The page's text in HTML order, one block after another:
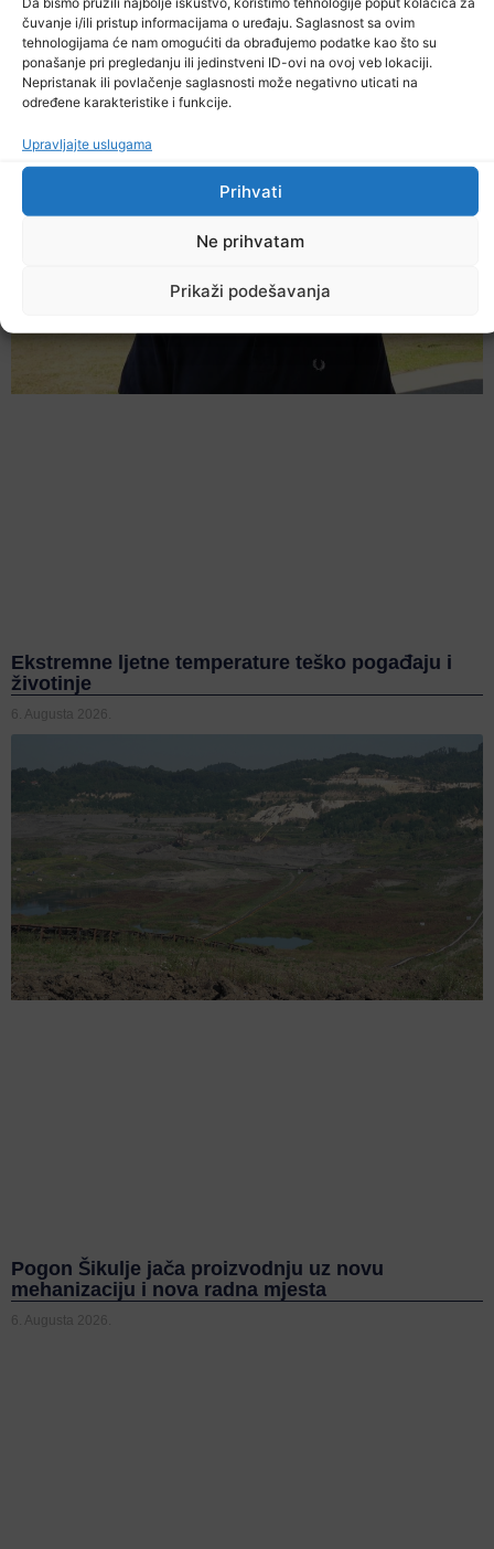
čuvanje i/ili pristup informacijama o uređaju. Saglasnost sa ovim
tehnologijama će nam omogućiti da obrađujemo podatke kao što su
ponašanje pri pregledanju ili jedinstveni ID-ovi na ovoj veb lokaciji.
Nepristanak ili povlačenje saglasnosti može negativno uticati na
određene karakteristike i funkcije.
Upravljajte uslugama
Prihvati
Ne prihvatam
Prikaži podešavanja
Podijelite na mrežama
Ostale novosti
Ekstremne ljetne temperature teško pogađaju i
životinje
6. Augusta 2026.
Pogon Šikulje jača proizvodnju uz novu
mehanizaciju i nova radna mjesta
6. Augusta 2026.